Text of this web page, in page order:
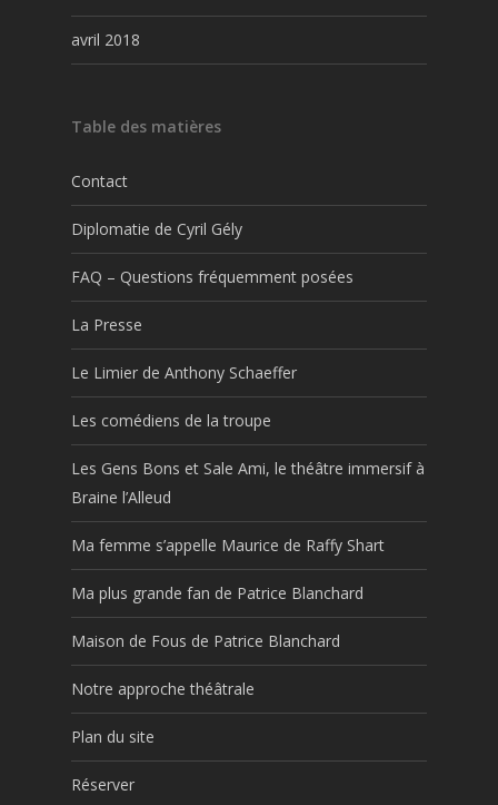
avril 2018
Table des matières
Contact
Diplomatie de Cyril Gély
FAQ – Questions fréquemment posées
La Presse
Le Limier de Anthony Schaeffer
Les comédiens de la troupe
Les Gens Bons et Sale Ami, le théâtre immersif à
Braine l’Alleud
Ma femme s’appelle Maurice de Raffy Shart
Ma plus grande fan de Patrice Blanchard
Maison de Fous de Patrice Blanchard
Notre approche théâtrale
Plan du site
Réserver